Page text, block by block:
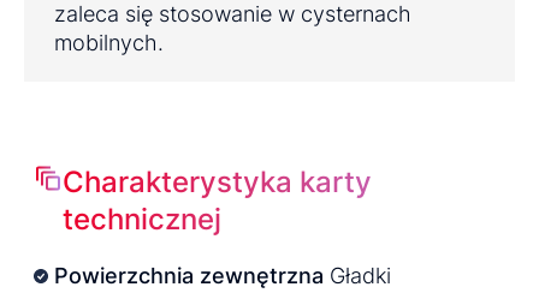
zaleca się stosowanie w cysternach
mobilnych.
Charakterystyka karty
technicznej
Powierzchnia zewnętrzna Gładki